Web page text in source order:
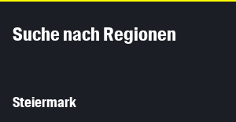
Suche nach Regionen
Steiermark